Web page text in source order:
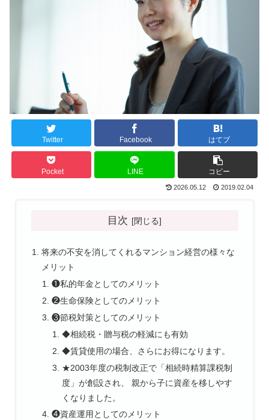
Twitter Facebook はてブ
Pocket LINE コピー
2026.05.12 2019.02.04
目次
将来の不安を消してくれるマンション経営の様々な
メリット
❶私的年金としてのメリット
❷生命保険としてのメリット
❸節税対策としてのメリット
◆相続税・贈与税の軽減にも有効
◆賃貸使用の場合、さらにお得になります。
★2003年度の税制改正で「相続時精算課税制
度」が創設され、 親から子に資産を移しやす
くなりました。
❹資産運用としてのメリット